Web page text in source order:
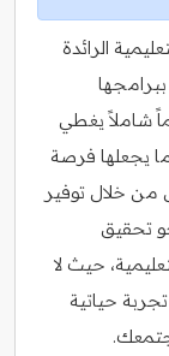
الرائدة
ببرامجها
شاملاً يغطي
ما يجعلها فرصة
من خلال توفير
تحقيق
حيث لا
حياتية